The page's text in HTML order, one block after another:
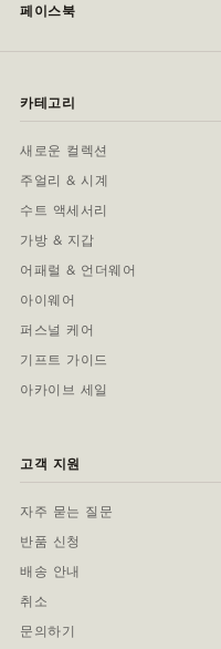
페이스북
카테고리
새로운 컬렉션
주얼리 & 시계
수트 액세서리
가방 & 지갑
어패럴 & 언더웨어
아이웨어
퍼스널 케어
기프트 가이드
아카이브 세일
고객 지원
자주 묻는 질문
반품 신청
배송 안내
취소
문의하기